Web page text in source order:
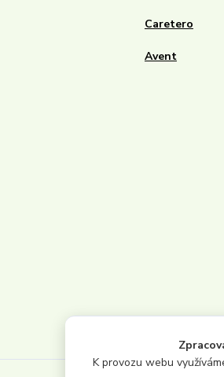
Caretero
Avent
K provozu webu